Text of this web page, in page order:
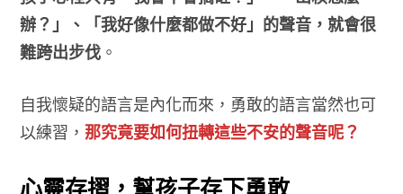
辦？」、「我好像什麼都做不好」的聲音，就會很
難跨出步伐。
自我懷疑的語言是內化而來，勇敢的語言當然也可
以練習， 那究竟要如何扭轉這些不安的聲音呢？
心靈存摺，幫孩子存下勇敢